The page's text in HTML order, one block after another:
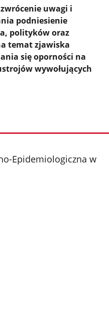
zwrócenie uwagi i
podniesienie
polityków oraz
temat zjawiska
się oporności na
wywołujących
Epidemiologiczna w